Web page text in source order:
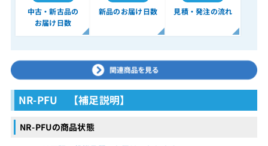
中古・新古品の
お届け日数
新品のお届け日数 見積・発注の流れ
NR-PFU 【補足説明】
NR-PFUの商品状態